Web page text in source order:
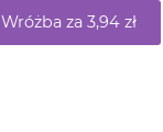
Wróżba za 3,94 zł